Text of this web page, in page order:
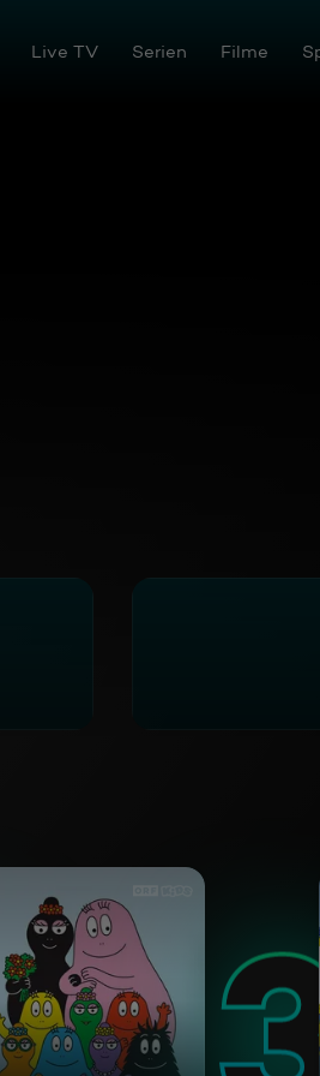
Live TV Serien Filme